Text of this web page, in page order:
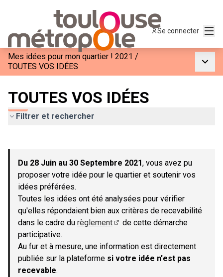
Se connecter
Mes idées pour mon quartier ! 2021 /
TOUTES VOS IDÉES
TOUTES VOS IDÉES
Filtrer et rechercher
−
Du 28 Juin au 30 Septembre 2021, vous avez pu
proposer votre idée pour le quartier et soutenir vos
idées préférées.
Toutes les idées ont été analysées pour vérifier
qu'elles répondaient bien aux critères de recevabilité
dans le cadre du règlement
de cette démarche
participative.
Au fur et à mesure, une information est directement
publiée sur la plateforme si votre idée n'est pas
recevable.